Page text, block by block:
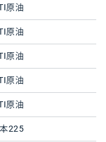
原油
原油
原油
原油
原油
225